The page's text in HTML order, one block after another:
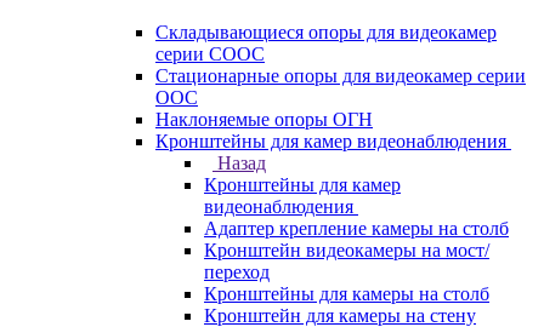
Складывающиеся опоры для видеокамер
серии СООС
Стационарные опоры для видеокамер серии
ООС
Наклоняемые опоры ОГН
Кронштейны для камер видеонаблюдения
Назад
Кронштейны для камер
видеонаблюдения
Адаптер крепление камеры на столб
Кронштейн видеокамеры на мост/
переход
Кронштейны для камеры на столб
Кронштейн для камеры на стену